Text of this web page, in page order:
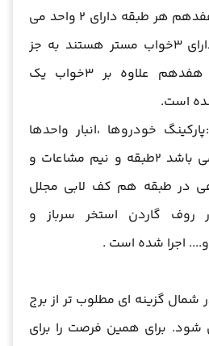
طبقات چهاردهم الی هفدهم هر طبقه دارای 2 واحد می
باشد . تمام واحدها دارای 3خواب مستر هستند به جز
طبقات چهاردهم الی هفدهم علاوه بر 3خواب یک
است.
خودروها ،انبار واحدها
،خدمات هتلینگ و ....می باشد 2طبقه و نیم مشاعات و
در طبقه هم کف لابی مجلل
روف گاردن استخر سرباز و
اجرا شده است .
شمال گزینه ای مطلوب تر از برج
شود. برای همین فرصت را برای